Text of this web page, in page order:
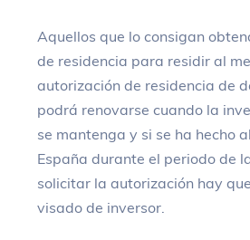
Aquellos que lo consigan
de residencia para residir al
autorización de residencia de
podrá renovarse cuando la
se mantenga y si se ha hecho
España durante el periodo de
solicitar la autorización hay
visado de inversor.